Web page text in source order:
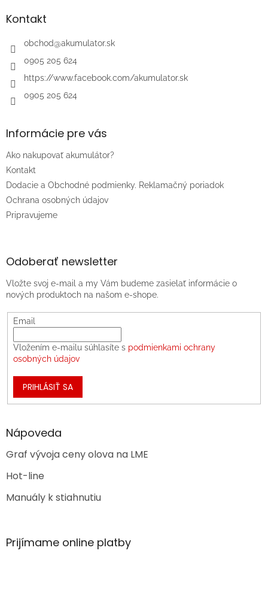
äKontakt
obchod@akumulator.sk
0905 205 624
https://www.facebook.com/akumulator.sk
0905 205 624
Informácie pre vás
Ako nakupovať akumulátor?
Kontakt
Dodacie a Obchodné podmienky. Reklamačný poriadok
Ochrana osobných údajov
Pripravujeme
Odoberať newsletter
Vložte svoj e-mail a my Vám budeme zasielať informácie o
nových produktoch na našom e-shope.
Email
Vložením e-mailu súhlasíte s podmienkami ochrany
osobných údajov
PRIHLÁSIŤ SA
Nápoveda
Graf vývoja ceny olova na LME
Hot-line
Manuály k stiahnutiu
Prijímame online platby